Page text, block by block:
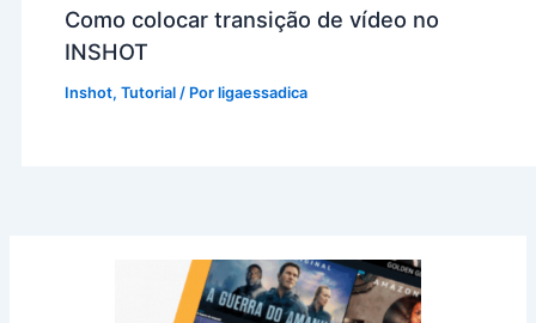
Como colocar transição de vídeo no
INSHOT
Inshot,Tutorial / Porligaessadica